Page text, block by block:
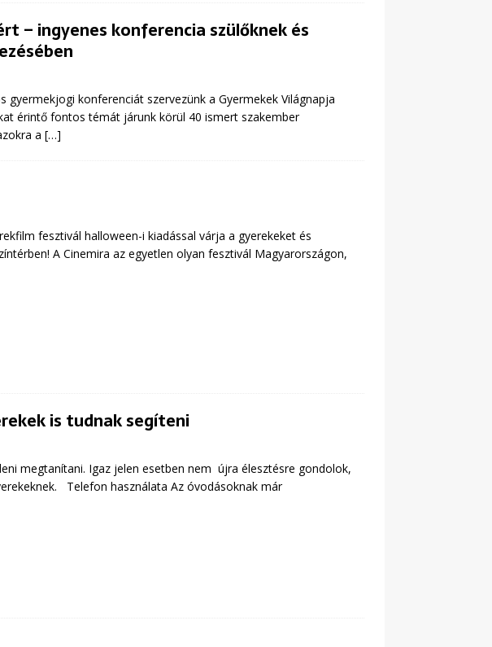
– ingyenes konferencia szülőknek és
gyermekjogi konferenciát szervezünk a Gyermekek Világnapja
érintő fontos témát járunk körül 40 ismert szakember
a […]
fesztivál halloween-i kiadással várja a gyerekeket és
A Cinemira az egyetlen olyan fesztivál Magyarországon,
is tudnak segíteni
megtanítani. Igaz jelen esetben nem újra élesztésre gondolok,
Telefon használata Az óvodásoknak már